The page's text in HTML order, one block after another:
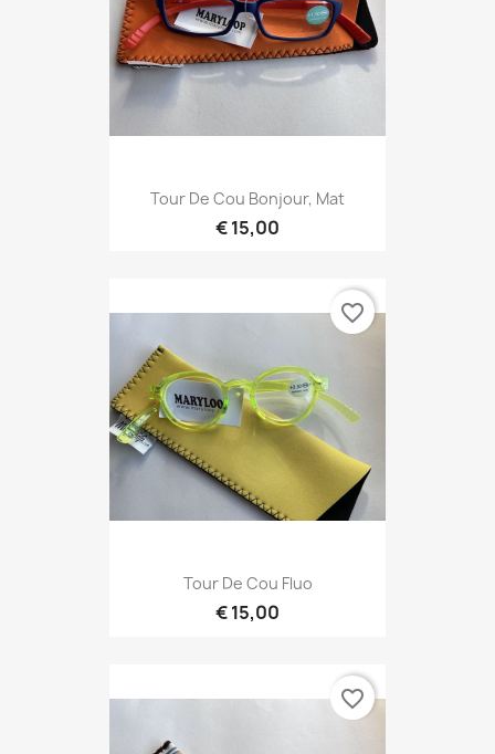
Tour De Cou Bonjour, Mat
€ 15,00
Tour De Cou Fluo
€ 15,00
favorite_border
favorite_border